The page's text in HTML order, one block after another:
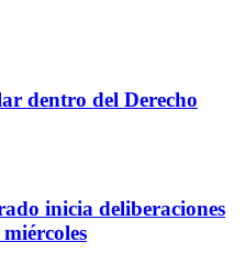
dentro del Derecho
inicia deliberaciones